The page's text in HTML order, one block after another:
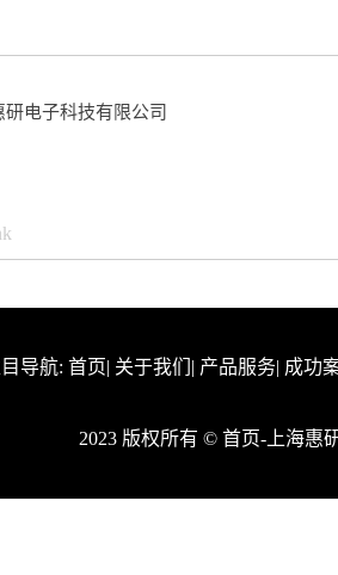
电子科技有限公司
导航: 首页| 关于我们 | 产品服务| 成功
2023 版权所有 © 首页-上海